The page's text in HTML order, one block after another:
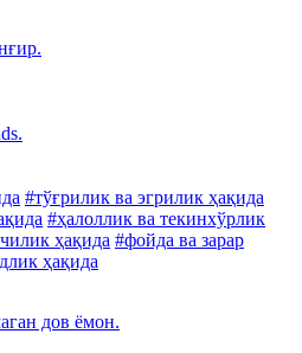
#тўғрилик ва эгрилик ҳақида
#ҳалоллик ва текинхўрлик
ҳақида #фойда ва зарар
ҳақида
дов ёмон.